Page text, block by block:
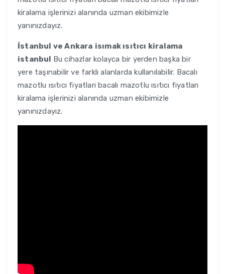
kiralama işlerinizi alanında uzman ekibimizle
yanınızdayız.
İstanbul ve Ankara isımak ısıtıcı kiralama
istanbul Bu cihazlar kolayca bir yerden başka bir
yere taşınabilir ve farklı alanlarda kullanılabilir. Bacalı
mazotlu ısıtıcı fiyatları bacalı mazotlu ısıtıcı fiyatları
kiralama işlerinizi alanında uzman ekibimizle
yanınızdayız.